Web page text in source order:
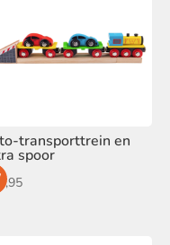
transporttrein en
spoor